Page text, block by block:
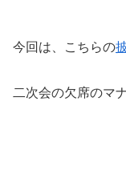
今回は、こちらの
二次会の欠席のマ